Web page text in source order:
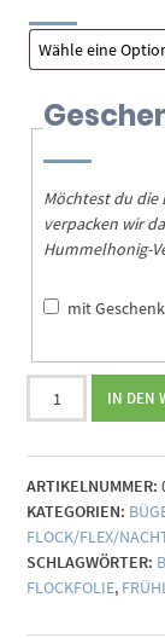
Möchtest du die
verpacken wir
Hummelhonig-
mit
Hase
Menge
IN DEN
ARTIKELNUMMER:
KATEGORIEN:
FLOCK/FLEX/
SCHLAGWÖRTER:
FLOCKFOLIE,